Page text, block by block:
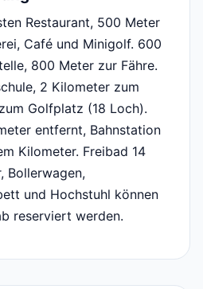
Restaurant, 500 Meter
Café und Minigolf. 600
800 Meter zur Fähre.
2 Kilometer zum
Golfplatz (18 Loch).
entfernt, Bahnstation
Kilometer. Freibad 14
Bollerwagen,
und Hochstuhl können
reserviert werden.